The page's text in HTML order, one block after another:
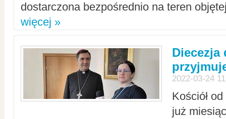
dostarczona bezpośrednio na teren
więcej »
Diecezja
2022-03-24
Kościół
już